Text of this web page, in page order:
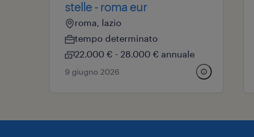
stelle - roma eur
roma, lazio
tempo determinato
22.000 € - 28.000 € annuale
9 giugno 2026